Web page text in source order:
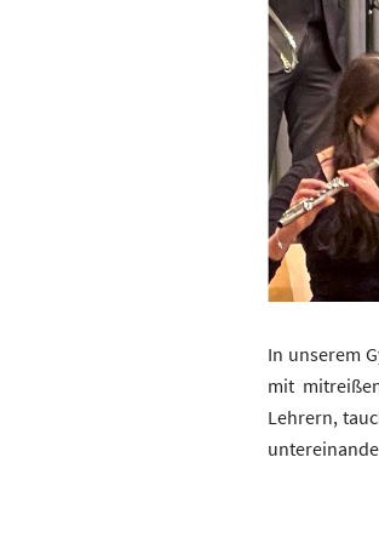
In unserem
mit
Lehrern,